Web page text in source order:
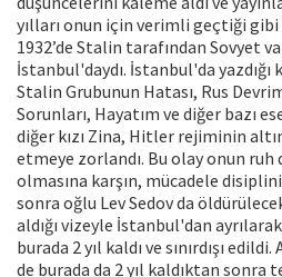
yılları onun için verimli geçtiği gibi
1932’de Stalin tarafından Sovyet
İstanbul'daydı. İstanbul'da
Stalin Grubunun Hatası, Rus
Sorunları, Hayatım ve diğer bazı
diğer kızı Zina, Hitler rejiminin
etmeye zorlandı. Bu olay onun ruh
olmasına karşın, mücadele
sonra oğlu Lev Sedov da
aldığı vizeyle İstanbul'dan
burada 2 yıl kaldı ve sınırdışı
de burada da 2 yıl kaldıktan sonra